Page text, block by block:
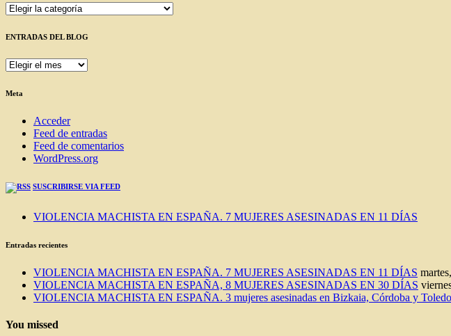
Categorías
ENTRADAS DEL BLOG
ENTRADAS
BLOG
Meta
Acceder
Feed de entradas
Feed de comentarios
WordPress.org
SUSCRIBIRSE VIA FEED
VIOLENCIA MACHISTA EN ESPAÑA. 7 MUJERES ASESINADAS EN 11 DÍAS
Entradas recientes
VIOLENCIA MACHISTA EN ESPAÑA. 7 MUJERES ASESINADAS EN 11 DÍAS
VIOLENCIA MACHISTA EN ESPAÑA, 8 MUJERES ASESINADAS EN 30 DÍAS
VIOLENCIA MACHISTA EN ESPAÑA. 3 mujeres asesinadas en Bizkaia, Córdoba y Toledo
You missed